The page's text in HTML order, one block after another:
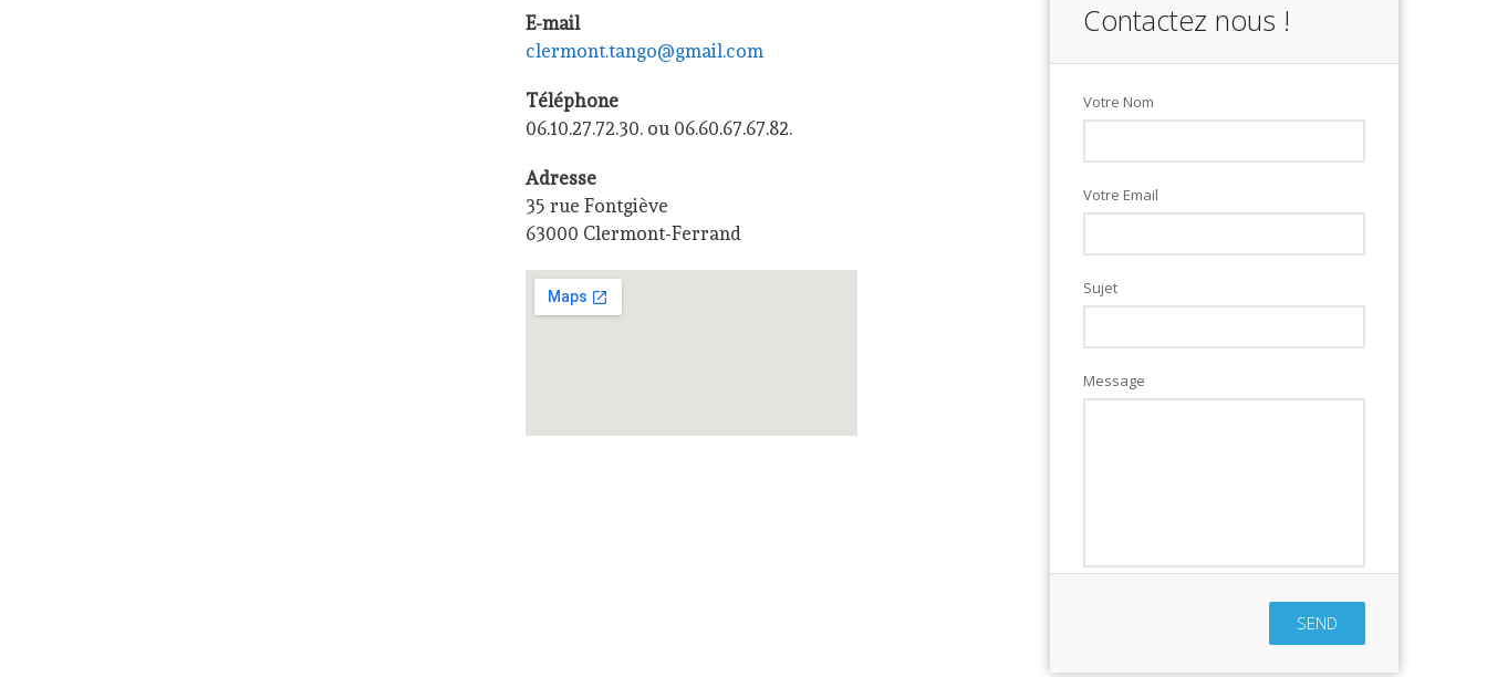
E-mail
clermont.tango@gmail.com
Téléphone
06.10.27.72.30. ou 06.60.67.67.82.
Adresse
35 rue Fontgiève
63000 Clermont-Ferrand
Contactez nous !
Votre Nom
Votre Email
Sujet
Message
SEND